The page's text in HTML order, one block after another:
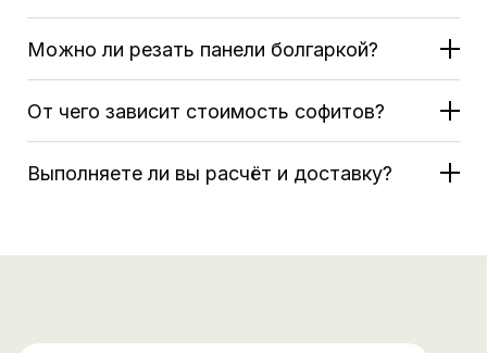
Можно ли резать панели болгаркой?
От чего зависит стоимость софитов?
Выполняете ли вы расчёт и доставку?